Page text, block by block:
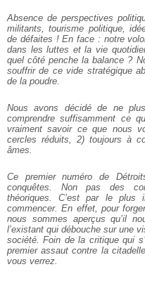
Absence de perspectives
militants, tourisme politique,
de défaites ! En face : notre
dans les luttes et la vie
quel côté penche la balance ?
souffrir de ce vide stratégique
de la poudre.
Nous avons décidé de ne
comprendre suffisamment ce
vraiment savoir ce que nous
cercles réduits, 2) toujours à
âmes.
Ce premier numéro de
conquêtes. Non pas des
théoriques. C’est par le plus
commencer. En effet, pour
nous sommes aperçus qu’il
l’existant qui débouche sur une
société. Foin de la critique qui
premier assaut contre la
vous verrez.